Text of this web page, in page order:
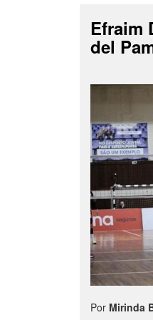
Efraim
del
Por